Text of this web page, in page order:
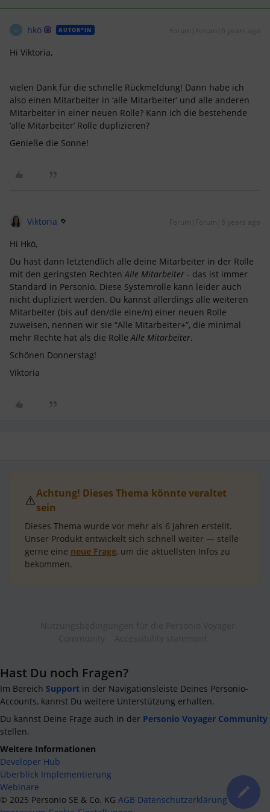
hkö AUTOR*IN Forum|Forum|6 years ago
Hi Viktoria,
vielen Dank für die schnelle Rückmeldung! Dann habe ich
also einen Mitarbeiter in ‘alle Mitarbeiter’ und alle anderen
Mitarbeiter in einer neuen Rolle? Kann ich die bestehende
‘alle Mitarbeiter’ Rolle duplizieren?
Genieße die Sonne!
Viktoria Forum|Forum|6 years ago
Hi Hkö,
Du hast dann letztendlich alle deine Mitarbeiter in der Rolle
mit den geringsten RechtenAlle Mitarbeiter - das ist immer
Standard in Personio. Diese Systemrolle kann leider auch
nicht dupliziert werden. Du kannst allerdings alle weiteren
Mitarbeiter (bis auf den/die eine/n) einer neuen Rolle
zuweisen, nennen wir sie “Alle Mitarbeiter+”, die minimal
mehr Rechte hat als die RolleAlle Mitarbeiter.
Schönen Donnerstag!
Viktoria
⚠️Achtung! Dieses Thema könnte veraltet
sein
Dieses Thema wurde vor mehr als 6 Jahren erstellt.
Unser Produkt entwickelt sich schnell weiter — stelle
gerne eine neue Frage, um die aktuellsten Infos zu
bekommen.
Hast Du noch Fragen?
Im Bereich Support in der Navigationsleiste Deines Personio-
Accounts, kannst Du weitere Unterstützung erhalten.
Du kannst Deine Frage auch in der Personio Voyager Community
stellen.
Weitere Informationen
Developer Hub
Überblick Implementierung
Webinare
© 2025 Personio SE & Co. KG AGB Datenschutzerklärung